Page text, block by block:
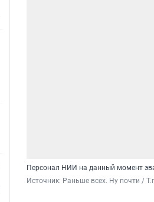
Персонал НИИ на данный момент
Источник: Раньше всех. Ну почти /